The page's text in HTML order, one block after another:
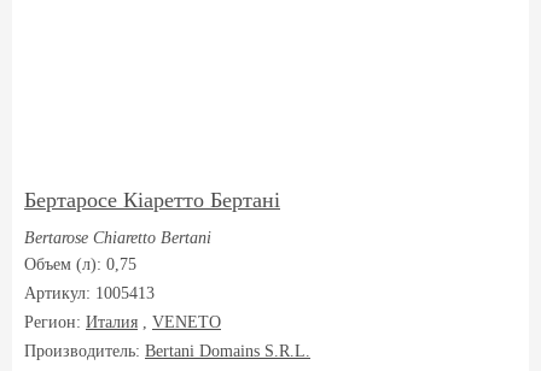
Бертаросе Кіаретто Бертані
Bertarose Chiaretto Bertani
Объем (л): 0,75
Артикул: 1005413
Регион: Италия , VENETO
Производитель: Bertani Domains S.R.L.